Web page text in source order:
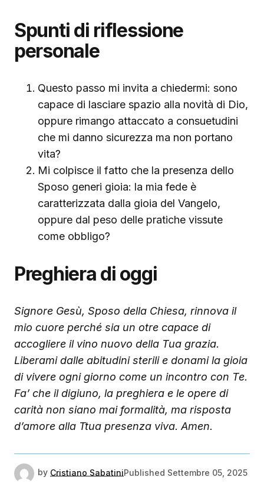
Spunti di riflessione
personale
Questo passo mi invita a chiedermi: sono
capace di lasciare spazio alla novità di Dio,
oppure rimango attaccato a consuetudini
che mi danno sicurezza ma non portano
vita?
Mi colpisce il fatto che la presenza dello
Sposo generi gioia: la mia fede è
caratterizzata dalla gioia del Vangelo,
oppure dal peso delle pratiche vissute
come obbligo?
Preghiera di oggi
Signore Gesù, Sposo della Chiesa, rinnova il
mio cuore perché sia un otre capace di
accogliere il vino nuovo della Tua grazia.
Liberami dalle abitudini sterili e donami la gioia
di vivere ogni giorno come un incontro con Te.
Fa’ che il digiuno, la preghiera e le opere di
carità non siano mai formalità, ma risposta
d’amore alla Ttua presenza viva. Amen.
by Cristiano SabatiniPublished Settembre 05, 2025